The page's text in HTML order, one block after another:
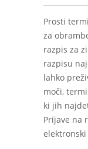
Prosti
za
razpis za
razpisu
lahko
moči,
ki jih
Prijave na